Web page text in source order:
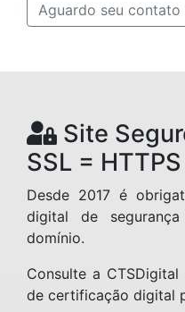
Aguardo seu contato
Site
SSL = HTTPS
Desde 2017 é
digital de
domínio.
Consulte a
de certificação digital